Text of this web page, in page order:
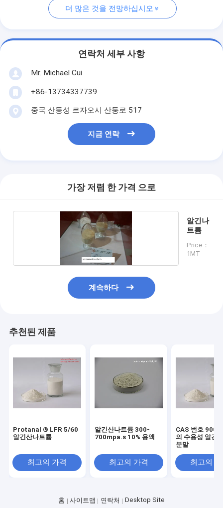
더 많은 것을 전망하십시오
연락처 세부 사항
Mr. Michael Cui
+86-13734337739
중국 산둥성 르자오시 산둥로 517
지금 연락
가장 저렴 한 가격 으로
알긴나
트륨
Price：
1MT
계속하다
추천된 제품
Protanal ® LFR 5/60
알긴산나트륨
최고의 가격
알긴산나트륨 300-
700mpa.s 10% 용액
최고의 가격
CAS 번호
의 수용성 알긴
분말
최고의
홈 사이트맵 연락처
Desktop Site